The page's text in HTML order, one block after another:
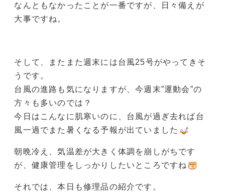
なんともなかったことが一番ですが、日々備えが
大事ですね。
そして、またまた週末には台風25号がやってきそ
うです。
台風の進路も気になりますが、今週末”運動会”の
方々も多いのでは？
今日はこんなに肌寒いのに、台風が過ぎ去れば台
風一過でまた暑くなる予報が出ていました
朝晩冷え、気温差が大きく体調を崩しがちです
が、健康管理をしっかりしたいところですね
それでは、本日も修理品の紹介です。